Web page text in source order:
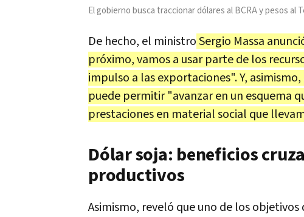
El gobierno busca traccionar dólares al BCRA y pesos al
De hecho, el ministroSergio Massa
próximo, vamos a usar parte de los
impulso a las exportaciones". Y,
puede permitir "avanzar en un esquema
prestaciones en material social que
Dólar soja: beneficios
productivos
Asimismo, reveló que uno de los